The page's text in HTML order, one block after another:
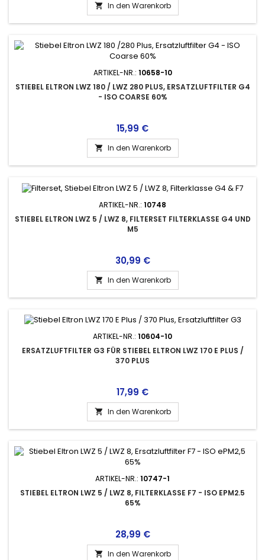
 In den Warenkorb
ARTIKEL-NR.: 10658-10
STIEBEL ELTRON LWZ 180 / LWZ 280 PLUS, ERSATZLUFTFILTER G4
- ISO COARSE 60%
Preis
15,99 €
 In den Warenkorb
ARTIKEL-NR.: 10748
STIEBEL ELTRON LWZ 5 / LWZ 8, FILTERSET FILTERKLASSE G4 UND
M5
Preis
30,99 €
 In den Warenkorb
ARTIKEL-NR.: 10604-10
ERSATZLUFTFILTER G3 FÜR STIEBEL ELTRON LWZ 170 E PLUS /
370 PLUS
Preis
17,99 €
 In den Warenkorb
ARTIKEL-NR.: 10747-1
STIEBEL ELTRON LWZ 5 / LWZ 8, FILTERKLASSE F7 - ISO EPM2.5
65%
Preis
28,99 €
 In den Warenkorb